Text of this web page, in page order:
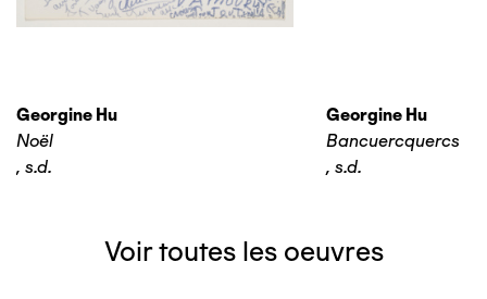
Georgine Hu
Noël
, s.d.
Georgine Hu
Bancuercquercs
, s.d.
Voir toutes les oeuvres